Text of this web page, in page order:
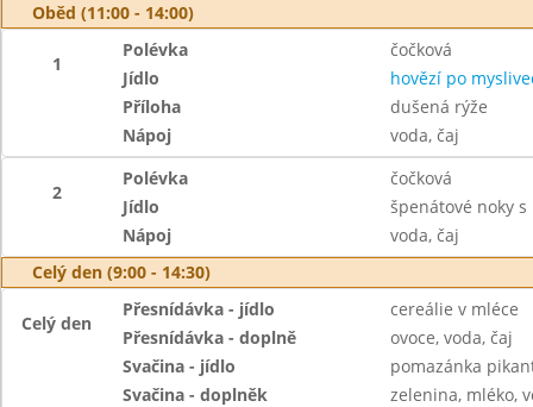
Oběd (11:00 - 14:00)
1
Polévka
čočková
Jídlo
hovězí po
Příloha
dušená rýže
Nápoj
voda, čaj
2
Polévka
čočková
Jídlo
špenátové noky
Nápoj
voda, čaj
Celý den (9:00 - 14:30)
Celý den
Přesnídávka - jídlo
cereálie v mléce
Přesnídávka - doplně
ovoce, voda, čaj
Svačina - jídlo
pomazánka
Svačina - doplněk
zelenina, mléko,